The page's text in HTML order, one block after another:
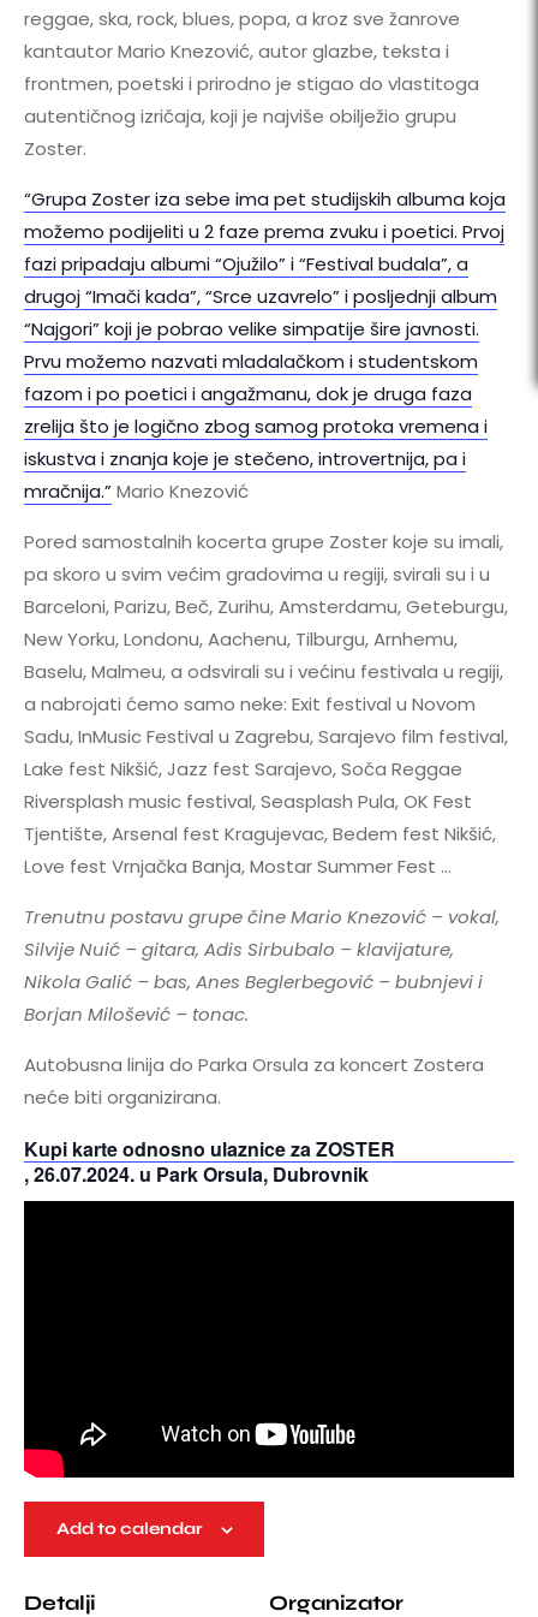
reggae, ska, rock, blues, popa, a kroz sve žanrove
kantautor Mario Knezović, autor glazbe, teksta i
frontmen, poetski i prirodno je stigao do vlastitoga
autentičnog izričaja, koji je najviše obilježio grupu
Zoster.
“Grupa Zoster iza sebe ima pet studijskih albuma koja
možemo podijeliti u 2 faze prema zvuku i poetici. Prvoj
fazi pripadaju albumi “Ojužilo” i “Festival budala”, a
drugoj “Imači kada”, “Srce uzavrelo” i posljednji album
“Najgori” koji je pobrao velike simpatije šire javnosti.
Prvu možemo nazvati mladalačkom i studentskom
fazom i po poetici i angažmanu, dok je druga faza
zrelija što je logično zbog samog protoka vremena i
iskustva i znanja koje je stečeno, introvertnija, pa i
mračnija.” Mario Knezović
Pored samostalnih kocerta grupe Zoster koje su imali,
pa skoro u svim većim gradovima u regiji, svirali su i u
Barceloni, Parizu, Beč, Zurihu, Amsterdamu, Geteburgu,
New Yorku, Londonu, Aachenu, Tilburgu, Arnhemu,
Baselu, Malmeu, a odsvirali su i većinu festivala u regiji,
a nabrojati ćemo samo neke: Exit festival u Novom
Sadu, InMusic Festival u Zagrebu, Sarajevo film festival,
Lake fest Nikšić, Jazz fest Sarajevo, Soča Reggae
Riversplash music festival, Seasplash Pula, OK Fest
Tjentište, Arsenal fest Kragujevac, Bedem fest Nikšić,
Love fest Vrnjačka Banja, Mostar Summer Fest …
Trenutnu postavu grupe čine Mario Knezović – vokal,
Silvije Nuić – gitara, Adis Sirbubalo – klavijature,
Nikola Galić – bas, Anes Beglerbegović – bubnjevi i
Borjan Milošević – tonac.
Autobusna linija do Parka Orsula za koncert Zostera
neće biti organizirana.
Kupi karte odnosno ulaznice za ZOSTER
, 26.07.2024. u Park Orsula, Dubrovnik
Add to calendar
Detalji
Organizator